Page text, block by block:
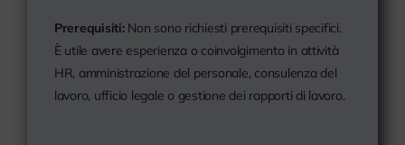
Prerequisiti:Non sono richiesti prerequisiti specifici.
È utile avere esperienza o coinvolgimento in attività
HR, amministrazione del personale, consulenza del
lavoro, ufficio legale o gestione dei rapporti di lavoro.